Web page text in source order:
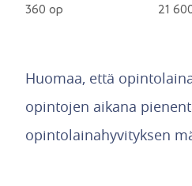
360 op 21
Huomaa, että
opintojen aikana
opintolainahyvityksen